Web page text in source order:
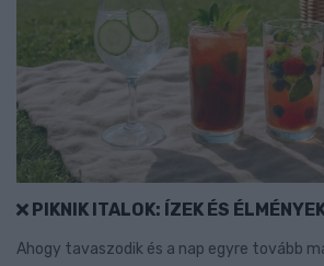
PIKNIK ITALOK: ÍZEK ÉS
Ahogy tavaszodik és a nap egyre tovább